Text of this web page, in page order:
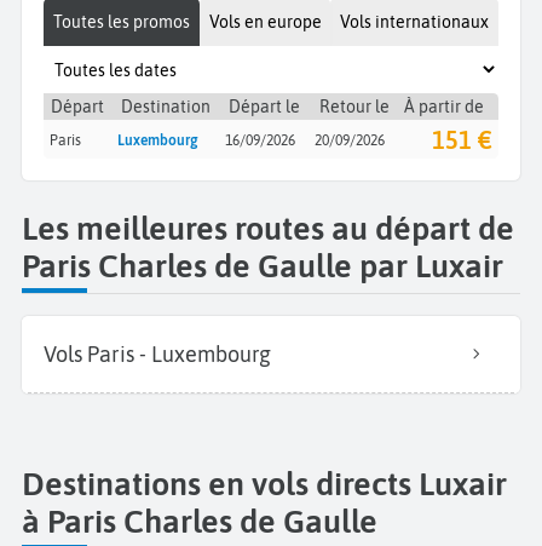
Toutes les promos Vols en europe Vols internationaux
Départ Destination Départ le Retour le À partir de
Paris Luxembourg 16/09/2026 20/09/2026 151 €
Les meilleures routes au départ de
Paris Charles de Gaulle par Luxair
Vols Paris - Luxembourg
Destinations en vols directs Luxair
à Paris Charles de Gaulle